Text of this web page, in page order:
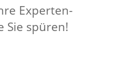
Experten-
Sie spüren!